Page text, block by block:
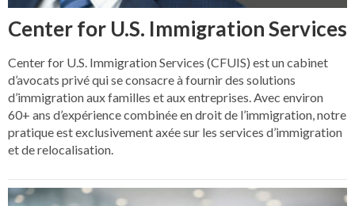
Center for U.S. Immigration Services
Center for U.S. Immigration Services (CFUIS) est un cabinet
d’avocats privé qui se consacre à fournir des solutions
d’immigration aux familles et aux entreprises. Avec environ
60+ ans d’expérience combinée en droit de l’immigration, notre
pratique est exclusivement axée sur les services d’immigration
et de relocalisation.